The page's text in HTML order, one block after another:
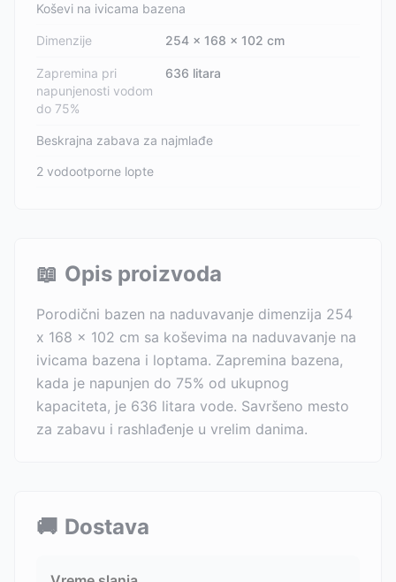
Koševi na ivicama bazena
Dimenzije 254 x 168 x 102 cm
Zapremina pri
napunjenosti vodom
do 75%
636 litara
Beskrajna zabava za najmlađe
2 vodootporne lopte
📖 Opis proizvoda
Porodični bazen na naduvavanje dimenzija 254
x 168 x 102 cm sa koševima na naduvavanje na
ivicama bazena i loptama. Zapremina bazena,
kada je napunjen do 75% od ukupnog
kapaciteta, je 636 litara vode. Savršeno mesto
za zabavu i rashlađenje u vrelim danima.
🚚 Dostava